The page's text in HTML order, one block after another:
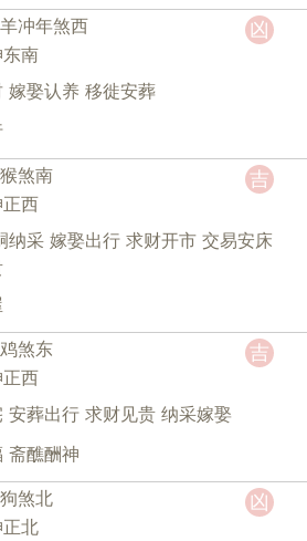
冲年煞西
南
嫁娶认养 移徙安葬
凶
煞南
西
纳采 嫁娶出行 求财开市 交易安床
吉
煞东
西
安葬出行 求财见贵 纳采嫁娶
斋醮酬神
吉
煞北
北
凶